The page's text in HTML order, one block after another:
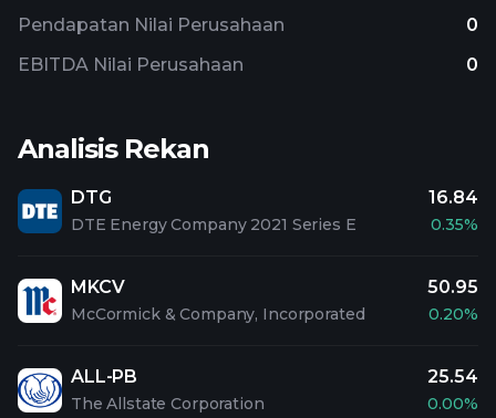
Pendapatan Nilai Perusahaan
0
EBITDA Nilai Perusahaan
0
Analisis Rekan
DTG
DTE Energy Company 2021 Series E
16.84
0.35%
MKCV
McCormick & Company, Incorporated
50.95
0.20%
ALL-PB
The Allstate Corporation
25.54
0.00%